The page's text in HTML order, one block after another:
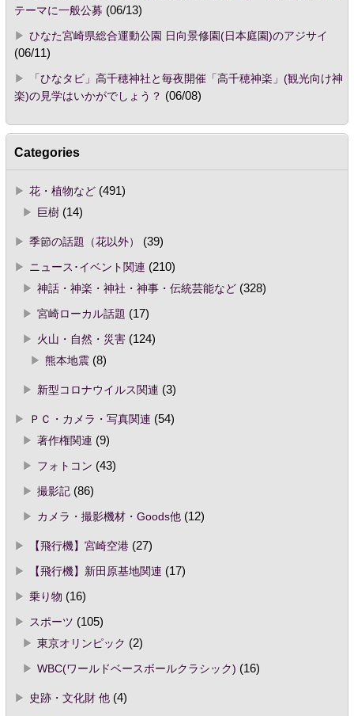
テーマに一般公募 (06/13)
ひなた宮崎県総合運動公園 日向景修園(日本庭園)のアジサイ
(06/11)
「ひなタビ」高千穂神社と毎夜開催「高千穂神楽」(観光向け神
楽)の見学はいかがでしょう？ (06/08)
Categories
花・植物など(491)
巨樹(14)
季節の話題（花以外）
(39)
ニュース･イベント関連 (210)
神話・神楽・神社・神事・伝統芸能など(328)
宮崎ローカル話題 (17)
火山・自然・災害(124)
熊本地震(8)
新型コロナウイルス関連 (3)
ＰＣ・カメラ・写真関連 (54)
著作権関連 (9)
フォトコン (43)
撮影記(86)
カメラ・撮影機材・Goods他(12)
【飛行機】宮崎空港(27)
【飛行機】新田原基地関連 (17)
乗り物 (16)
スポーツ (105)
東京オリンピック (2)
WBC(ワールドベースボールクラシック) (16)
史跡・文化財 他(4)